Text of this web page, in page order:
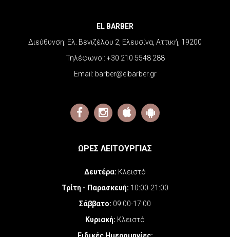
EL BARBER
Διεύθυνση: Ελ. Βενιζέλου 2, Ελευσίνα, Αττική, 19200
Τηλέφωνο:: +30 210 5548 288
Email: barber@elbarber.gr
ΩΡΕΣ ΛΕΙΤΟΥΡΓΙΑΣ
Δευτέρα: Κλειστό
Τρίτη - Παρασκευή: 10:00-21:00
Σάββατο: 09:00-17:00
Κυριακή: Κλειστό
Ειδικές Ημερομηνίες: